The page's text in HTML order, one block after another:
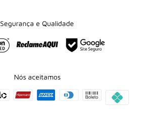
Segurança e Qualidade
Nós aceitamos